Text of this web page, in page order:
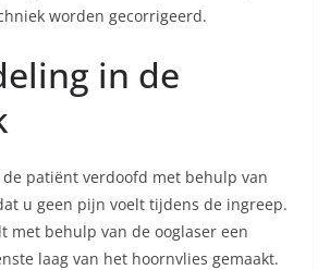
worden gecorrigeerd.
in de
patiënt verdoofd met behulp van
u geen pijn voelt tijdens de ingreep.
met behulp van de ooglaser een
laag van het hoornvlies gemaakt.